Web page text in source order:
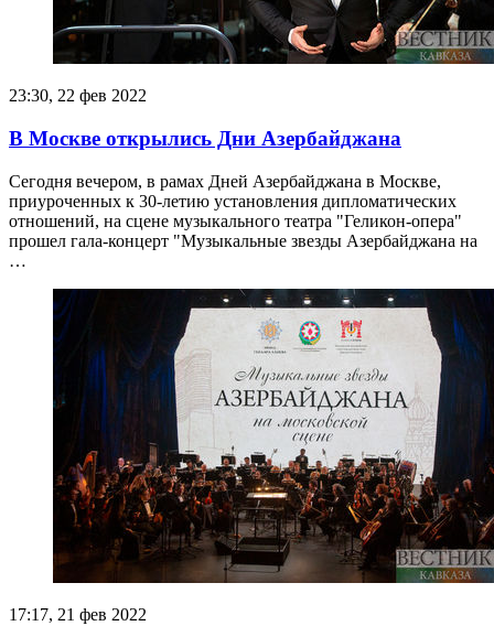
23:30, 22 фев 2022
В Москве открылись Дни Азербайджана
Сегодня вечером, в рамах Дней Азербайджана в Москве,
приуроченных к 30-летию установления дипломатических
отношений, на сцене музыкального театра "Геликон-опера"
прошел гала-концерт "Музыкальные звезды Азербайджана на
…
17:17, 21 фев 2022